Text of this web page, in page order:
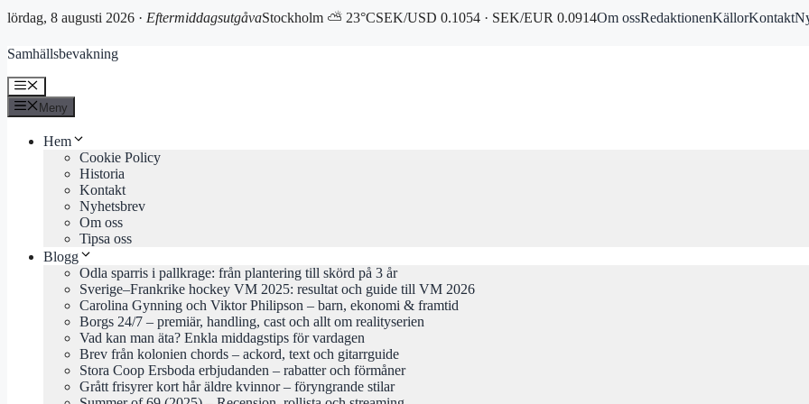
lördag, 8 augusti 2026 · EftermiddagsutgåvaStockholm ⛅ 23°CSEK/USD 0.1054 · SEK/EUR 0.0914Om ossRedaktionenKällorKontakt
till
Samhällsbevakning
Meny
Meny
Hem
Cookie Policy
Historia
Kontakt
Nyhetsbrev
Om oss
Tipsa oss
Blogg
Odla sparris i pallkrage: från plantering till skörd på 3 år
Sverige–Frankrike hockey VM 2025: resultat och guide till VM 2026
Carolina Gynning och Viktor Philipson – barn, ekonomi & framtid
Borgs 24/7 – premiär, handling, cast och allt om realityserien
Vad kan man äta? Enkla middagstips för vardagen
Brev från kolonien chords – ackord, text och gitarrguide
Stora Coop Ersboda erbjudanden – rabatter och förmåner
Grått frisyrer kort hår äldre kvinnor – föryngrande stilar